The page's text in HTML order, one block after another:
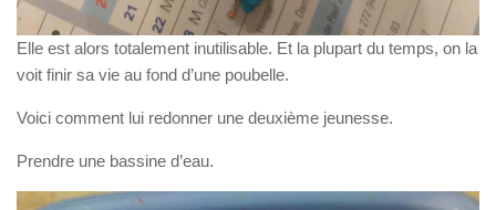
Elle est alors totalement inutilisable. Et la plupart du temps, on la
voit finir sa vie au fond d’une poubelle.
Voici comment lui redonner une deuxième jeunesse.
Prendre une bassine d’eau.